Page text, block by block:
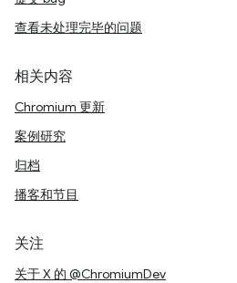
查看未处理完毕的问题
相关内容
Chromium 更新
案例研究
归档
播客和节目
关注
关于 X 的 @ChromiumDev